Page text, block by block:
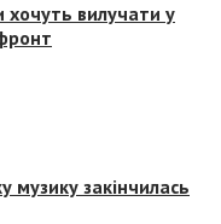
хочуть вилучати у
музику закінчилась